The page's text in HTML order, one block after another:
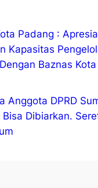
Padang :
Kapasitas
Baznas
Anggota DPRD
Bisa Dibiarkan.